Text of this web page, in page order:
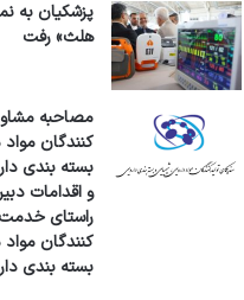
پزشکیان به
هلث» رفت
مصاحبه
کنندگان
بسته بندی
و اقدامات
راستای خدمت
کنندگان
بسته بندی